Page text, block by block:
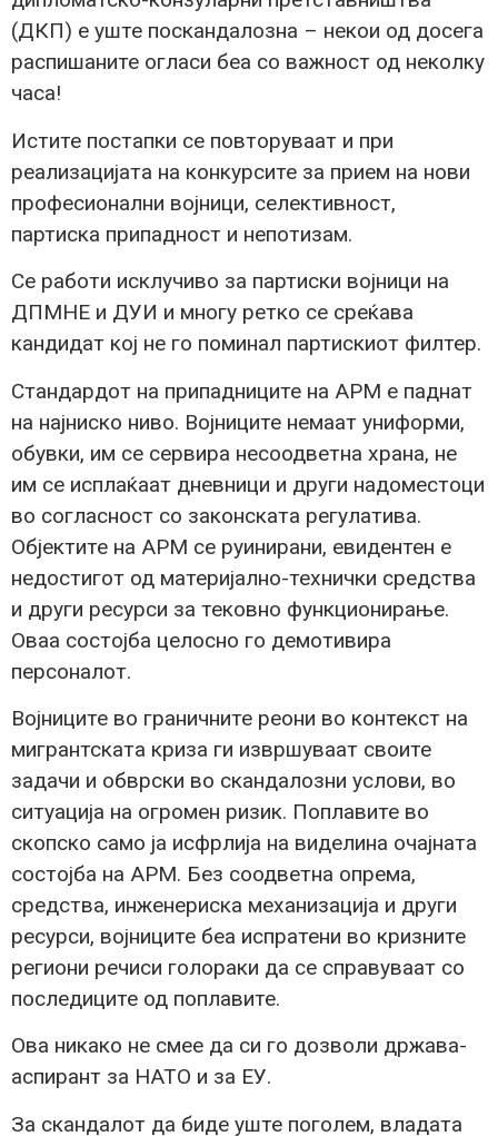
(ДКП) е уште поскандалозна – некои од досега
распишаните огласи беа со важност од неколку
часа!
Истите постапки се повторуваат и при
реализацијата на конкурсите за прием на нови
професионални војници, селективност,
партиска припадност и непотизам.
Се работи исклучиво за партиски војници на
ДПМНЕ и ДУИ и многу ретко се среќава
кандидат кој не го поминал партискиот филтер.
Стандардот на припадниците на АРМ е паднат
на најниско ниво. Војниците немаат униформи,
обувки, им се сервира несоодветна храна, не
им се исплаќаат дневници и други надоместоци
во согласност со законската регулатива.
Објектите на АРМ се руинирани, евидентен е
недостигот од материјално-технички средства
и други ресурси за тековно функционирање.
Оваа состојба целосно го демотивира
персоналот.
Војниците во граничните реони во контекст на
мигрантската криза ги извршуваат своите
задачи и обврски во скандалозни услови, во
ситуација на огромен ризик. Поплавите во
скопско само ја исфрлија на виделина очајната
состојба на АРМ. Без соодветна опрема,
средства, инженериска механизација и други
ресурси, војниците беа испратени во кризните
региони речиси голораки да се справуваат со
последиците од поплавите.
Ова никако не смее да си го дозволи држава-
аспирант за НАТО и за ЕУ.
За скандалот да биде уште поголем, владата